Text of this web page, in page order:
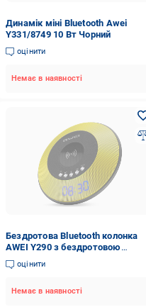
Динамік міні Bluetooth Awei
Y331/8749 10 Вт Чорний
оцінити
Немає в наявності
Бездротова Bluetooth колонка
AWEI Y290 з бездротовою
зарядкою QI 2в1 3000mAh
Жовтий (SUN1944)
оцінити
Немає в наявності